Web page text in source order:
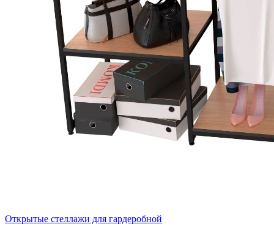
Открытые стеллажи для гардеробной